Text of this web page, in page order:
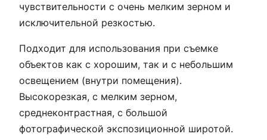
чувствительности с очень мелким зерном и
исключительной резкостью.
Подходит для использования при съемке
объектов как с хорошим, так и c небольшим
освещением (внутри помещения).
Высокорезкая, с мелким зерном,
среднеконтрастная, с большой
фотографической экспозиционной широтой.